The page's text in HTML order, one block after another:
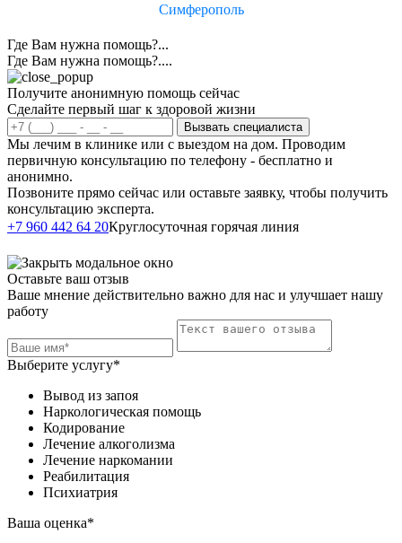
Симферополь
Где Вам нужна помощь?...
Где Вам нужна помощь?....
Получите анонимную помощь сейчас
Сделайте первый шаг к здоровой жизни
Вызвать специалиста
Мы лечим в клинике или с выездом на дом. Проводим
первичную консультацию по телефону - бесплатно и
анонимно.
Позвоните прямо сейчас или оставьте заявку, чтобы получить
консультацию эксперта.
+7 960 442 64 20Круглосуточная горячая линия
Оставьте ваш отзыв
Ваше мнение действительно важно для нас и улучшает нашу
работу
Выберите услугу*
Вывод из запоя
Наркологическая помощь
Кодирование
Лечение алкоголизма
Лечение наркомании
Реабилитация
Психиатрия
Ваша оценка*